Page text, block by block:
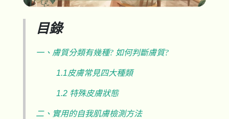
目錄
一、膚質分類有幾種? 如何判斷膚質?
1.1皮膚常見四大種類
1.2 特殊皮膚狀態
二、實用的自我肌膚檢測方法